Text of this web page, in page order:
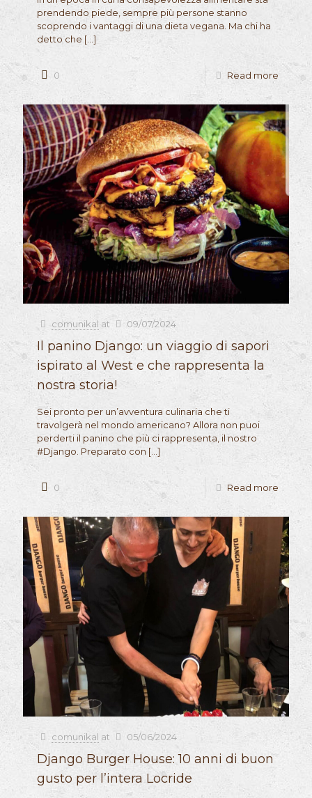
prendendo piede, sempre più persone stanno
scoprendo i vantaggi di una dieta vegana. Ma chi ha
detto che […]
0 Read more
comunikal at 09/07/2024
Il panino Django: un viaggio di sapori
ispirato al West e che rappresenta la
nostra storia!
Sei pronto per un’avventura culinaria che ti
travolgerà nel mondo americano? Allora non puoi
perderti il panino che più ci rappresenta, il nostro
#Django. Preparato con […]
0 Read more
comunikal at 05/06/2024
Django Burger House: 10 anni di buon
gusto per l’intera Locride